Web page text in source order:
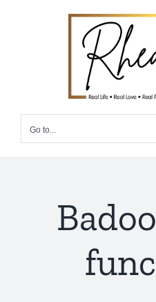
Go to...